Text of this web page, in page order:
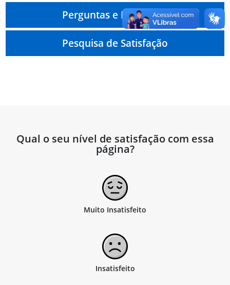
Perguntas e Respostas
Pesquisa de Satisfação
Qual o seu nível de satisfação com essa
página?